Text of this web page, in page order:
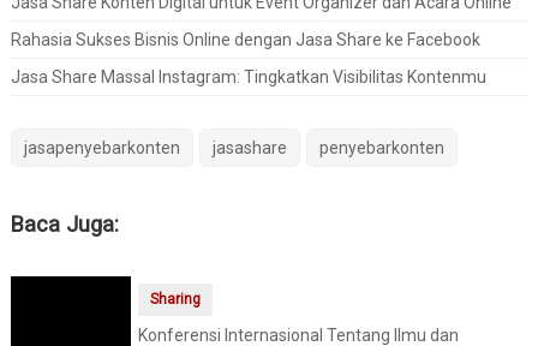
Rahasia Sukses Bisnis Online dengan Jasa Share ke Facebook
Jasa Share Massal Instagram: Tingkatkan Visibilitas Kontenmu
jasapenyebarkonten jasashare penyebarkonten
Baca Juga:
Sharing
Konferensi Internasional Tentang Ilmu dan